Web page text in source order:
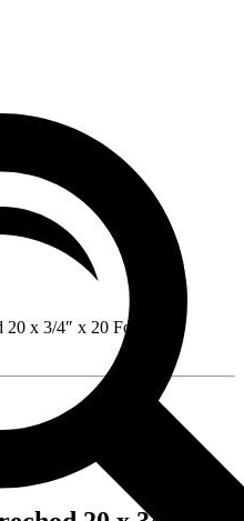
x 3/4″ x 20 Fornara,